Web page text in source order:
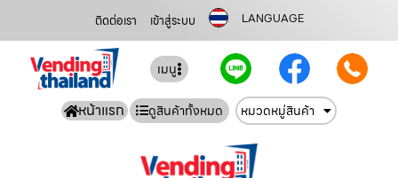
ติดต่อเรา เข้าสู่ระบบ LANGUAGE
เมนู
หน้าแรก ดูสินค้าทั้งหมด หมวดหมู่สินค้า